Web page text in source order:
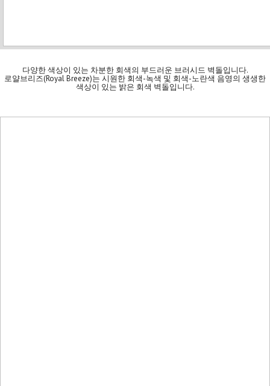
다양한 색상이 있는 차분한 회색의 부드러운 브러시드 벽돌입니다.
로얄브리즈(Royal Breeze)는 시원한 회색-녹색 및 회색-노란색 음영의 생생한
색상이 있는 밝은 회색 벽돌입니다.